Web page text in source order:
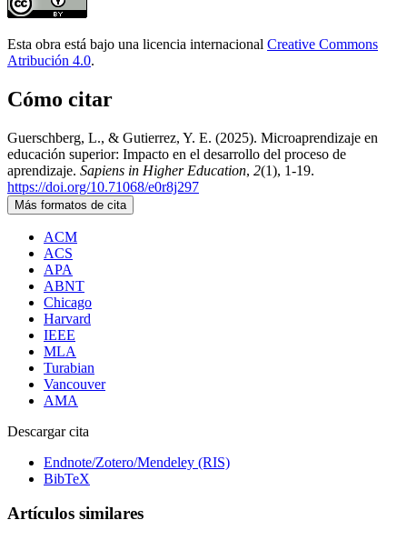
Esta obra está bajo una licencia internacional Creative Commons
Atribución 4.0.
Cómo citar
Guerschberg, L., & Gutierrez, Y. E. (2025). Microaprendizaje en
educación superior: Impacto en el desarrollo del proceso de
aprendizaje. Sapiens in Higher Education, 2(1), 1-19.
https://doi.org/10.71068/e0r8j297
Más formatos de cita
ACM
ACS
APA
ABNT
Chicago
Harvard
IEEE
MLA
Turabian
Vancouver
AMA
Descargar cita
Endnote/Zotero/Mendeley (RIS)
BibTeX
Artículos similares